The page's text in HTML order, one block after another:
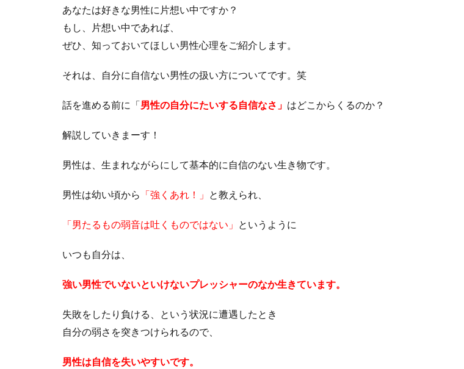
あなたは好きな男性に片想い中ですか？
もし、片想い中であれば、
ぜひ、知っておいてほしい男性心理をご紹介します。
それは、自分に自信ない男性の扱い方についてです。笑
話を進める前に「男性の自分にたいする自信なさ」 はどこからくるのか？
解説していきまーす！
男性は、生まれながらにして基本的に自信のない生き物です。
男性は幼い頃から 「強くあれ！」 と教えられ、
「男たるもの弱音は吐くものではない」 というように
いつも自分は、
強い男性でいないといけないプレッシャーのなか生きています。
失敗をしたり負ける、という状況に遭遇したとき
自分の弱さを突きつけられるので、
男性は自信を失いやすいです。